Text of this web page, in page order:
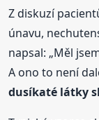
Z diskuzí
únavu,
napsal: „Měl
A ono to není
dusíkaté látky